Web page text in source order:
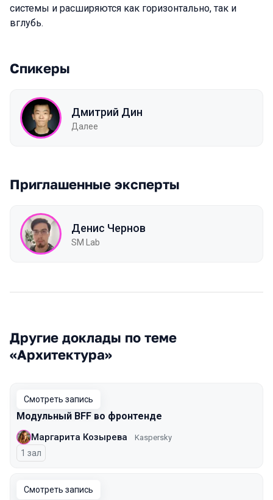
системы и расширяются как горизонтально, так и
вглубь.
Спикеры
Дмитрий Дин
Далее
Приглашенные эксперты
Денис Чернов
SM Lab
Другие доклады по теме
«Архитектура»
Смотреть запись
Модульный BFF во фронтенде
Маргарита Козырева Kaspersky
1 зал
Смотреть запись